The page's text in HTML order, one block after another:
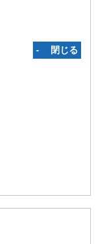
‐ 閉じる